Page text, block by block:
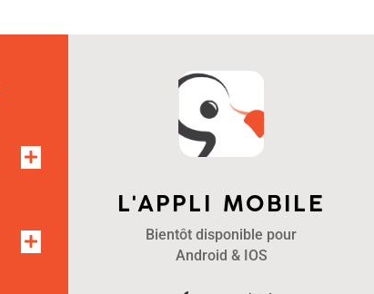
L'APPLI MOBILE
Bientôt disponible pour
Android & IOS